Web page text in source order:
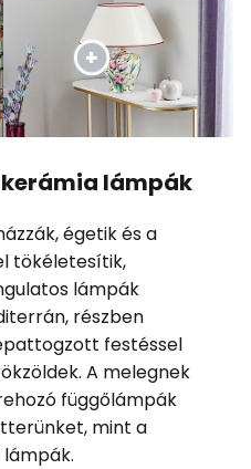
lámpák
égetik és a
tökéletesítik,
lámpák
részben
festéssel
A melegnek
függőlámpák
mint a